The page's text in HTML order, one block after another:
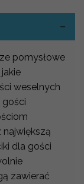
pomysłowe
weselnych
gości
dla gości
zawierać